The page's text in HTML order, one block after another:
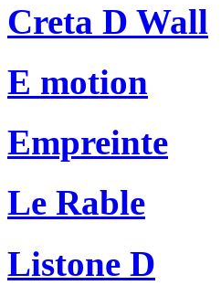
Creta D Wall
E motion
Empreinte
Le Rable
Listone D